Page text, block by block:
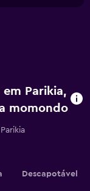
Parikia,
momondo
Descapotável